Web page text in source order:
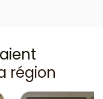
région